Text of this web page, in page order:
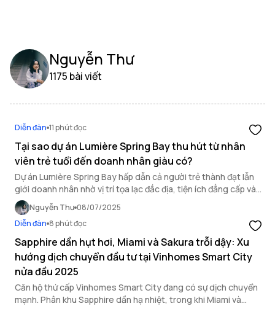
Nguyễn Thư
1175 bài viết
Diễn đàn 11 phút đọc
Tại sao dự án Lumière Spring Bay thu hút từ nhân
viên trẻ tuổi đến doanh nhân giàu có?
Dự án Lumière Spring Bay hấp dẫn cả người trẻ thành đạt lẫn
giới doanh nhân nhờ vị trí tọa lạc đắc địa, tiện ích đẳng cấp và
không gian sống xanh lý tưởng.
Nguyễn Thư 08/07/2025
Diễn đàn 8 phút đọc
Sapphire dần hụt hơi, Miami và Sakura trỗi dậy: Xu
hướng dịch chuyển đầu tư tại Vinhomes Smart City
nửa đầu 2025
Căn hộ thứ cấp Vinhomes Smart City đang có sự dịch chuyển
mạnh. Phân khu Sapphire dần hạ nhiệt, trong khi Miami và